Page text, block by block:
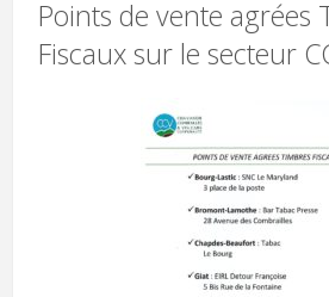
Points de vente agrées
Fiscaux sur le secteur